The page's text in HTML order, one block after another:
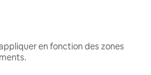
en fonction des zones